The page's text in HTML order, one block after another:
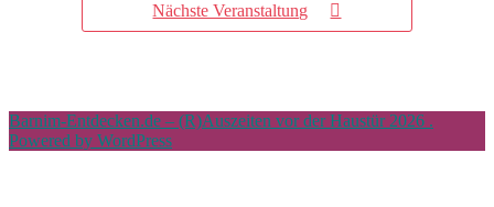
Nächste Veranstaltung
Barnim-Entdecken.de – (R)Auszeiten vor der Haustür 2026 .
Powered by WordPress